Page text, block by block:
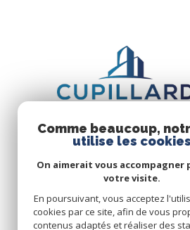
Comme beaucoup,
utilise les cookies
On aimerait vous accompagner
votre visite.
En poursuivant, vous acceptez
cookies par ce site, afin de vous
contenus adaptés et réaliser des